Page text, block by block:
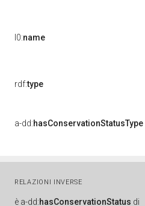
l0:name
rdf:type
a-dd:hasConservationStatusType
RELAZIONI INVERSE
è a-dd:hasConservationStatus di